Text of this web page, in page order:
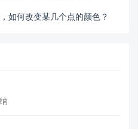
如何改变某几个点的颜色？